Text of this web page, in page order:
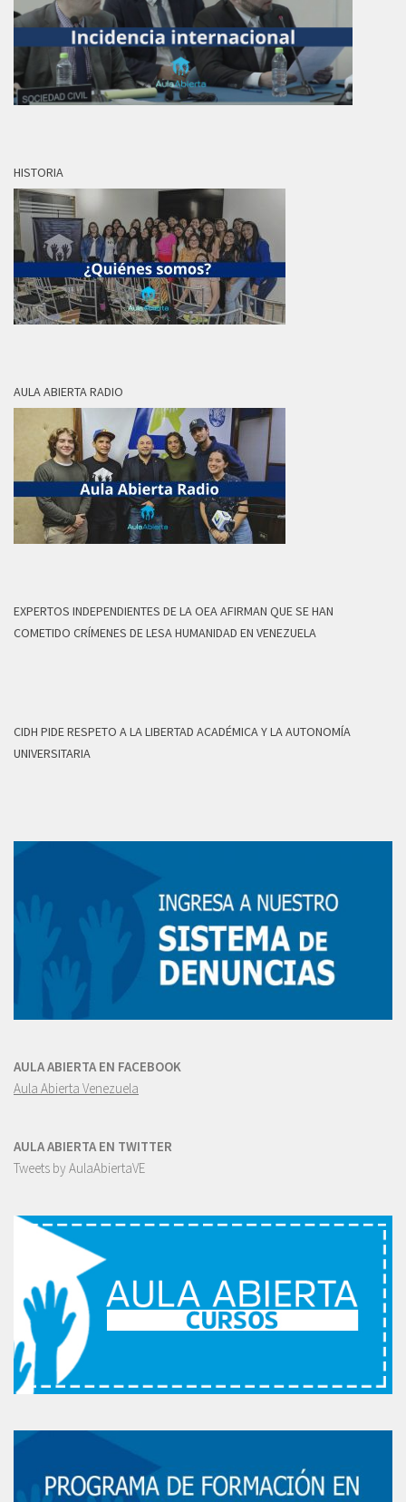
HISTORIA
AULA ABIERTA RADIO
EXPERTOS INDEPENDIENTES DE LA OEA AFIRMAN QUE SE HAN
COMETIDO CRÍMENES DE LESA HUMANIDAD EN VENEZUELA
CIDH PIDE RESPETO A LA LIBERTAD ACADÉMICA Y LA AUTONOMÍA
UNIVERSITARIA
AULA ABIERTA EN FACEBOOK
Aula Abierta Venezuela
AULA ABIERTA EN TWITTER
Tweets by AulaAbiertaVE